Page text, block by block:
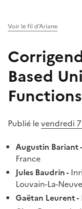
Voir le fil d’Ariane
Based
Publié levendredi
Augustin Bariant -
France
Jules Baudrin -
Louvain-La-
Gaëtan Leurent -